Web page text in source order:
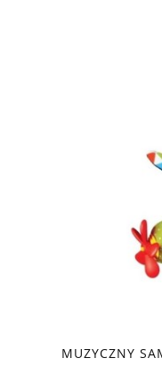
MUZYCZNY